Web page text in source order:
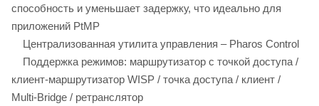
способность и уменьшает задержку, что идеально для
приложений PtMP
Централизованная утилита управления – Pharos Control
Поддержка режимов: маршрутизатор с точкой доступа /
клиент-маршрутизатор WISP / точка доступа / клиент /
Multi-Bridge / ретранслятор